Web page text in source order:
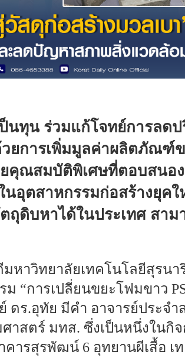
นทุน ร่วมแก้โจทย์การลด
ยการเพิ่มมูลค่าผลิตภัณฑ์
ยคุณสมบัติพิเศษที่ตอบสนอ
นอุตสาหกรรมก่อสร้างยุคใ
ดิบหาได้ในประเทศ สาม
หาวิทยาลัยเทคโนโลยีสุรนา
“การเปลี่ยนขยะโฟมขาว
ดร.อุทัย มีคำ อาจารย์ประจำ
าสตร์ มทส. ซึ่งเป็นหนึ่งในกิ
ารสุรพัฒน์ 6 อุทยานผีเสื้อ เ